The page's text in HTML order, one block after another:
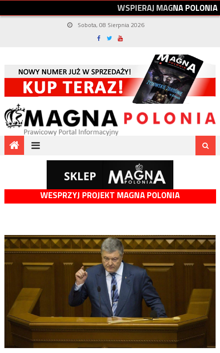
WSPIERAJMAGNAPOLONIA
Sobota, 08 Sierpnia 2026
WESPRZYJ PROJEKT MAGNA POLONIA